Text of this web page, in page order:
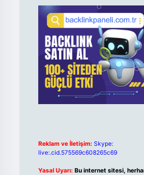
Reklam ve İletişim: Skype:
live:.cid.575569c608265c69
Yasal Uyarı: Bu internet sitesi,